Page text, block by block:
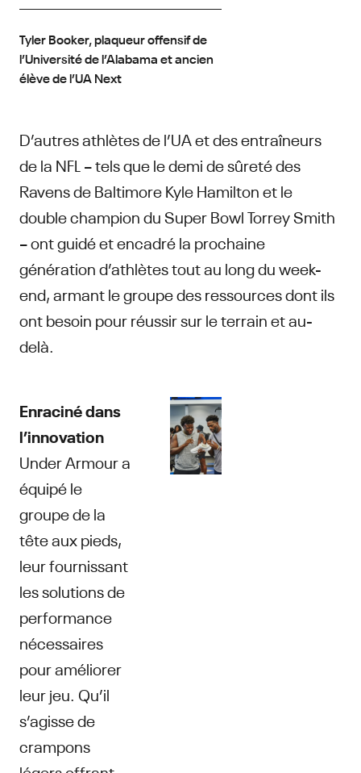
Tyler Booker, plaqueur offensif de
l’Université de l’Alabama et ancien
élève de l’UA Next
D’autres athlètes de l’UA et des entraîneurs
de la NFL – tels que le demi de sûreté des
Ravens de Baltimore Kyle Hamilton et le
double champion du Super Bowl Torrey Smith
– ont guidé et encadré la prochaine
génération d’athlètes tout au long du week-
end, armant le groupe des ressources dont ils
ont besoin pour réussir sur le terrain et au-
delà.
Enraciné dans
l’innovation
Under Armour a
équipé le
groupe de la
tête aux pieds,
leur fournissant
les solutions de
performance
nécessaires
pour améliorer
leur jeu. Qu’il
s’agisse de
crampons